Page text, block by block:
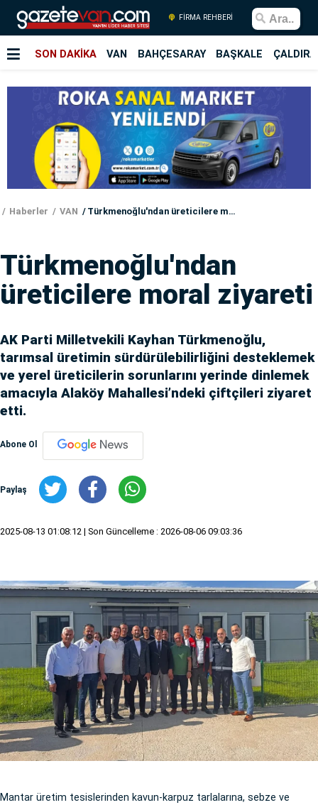
FİRMA REHBERİ
SON DAKİKA VAN BAHÇESARAY BAŞKALE
Haberler VAN Türkmenoğlu'ndan üreticilere moral ziyareti
Türkmenoğlu'ndan
üreticilere moral ziyareti
AK Parti Milletvekili Kayhan Türkmenoğlu,
tarımsal üretimin sürdürülebilirliğini desteklemek
ve yerel üreticilerin sorunlarını yerinde dinlemek
amacıyla Alaköy Mahallesi’ndeki çiftçileri ziyaret
etti.
Abone Ol
Paylaş
2025-08-13 01:08:12 | Son Güncelleme : 2026-08-06 09:03:36
Mantar üretim tesislerinden kavun-karpuz tarlalarına, sebze ve